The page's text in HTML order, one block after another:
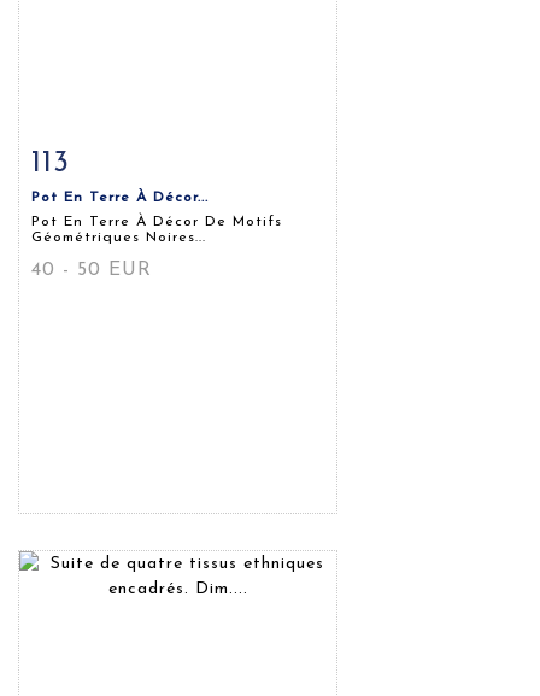
Fiche détaillée
113
Pot En Terre À Décor...
Pot En Terre À Décor De Motifs
Géométriques Noires...
40 - 50 EUR